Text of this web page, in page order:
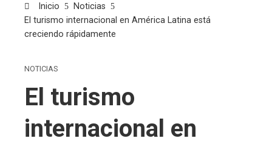
Inicio
Noticias
El turismo internacional en América Latina está
creciendo rápidamente
NOTICIAS
El turismo
internacional en